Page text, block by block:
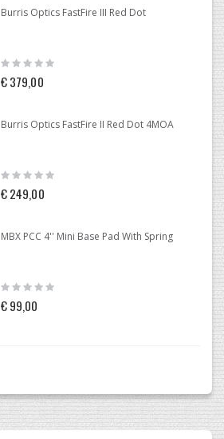
Burris Optics FastFire III Red Dot
Rating:
€ 379,00
Burris Optics FastFire II Red Dot 4MOA
Rating:
€ 249,00
MBX PCC 4'' Mini Base Pad With Spring
Rating:
€ 99,00